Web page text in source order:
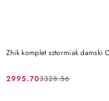
Zhik komplet sztormiak damski
Cena
2995.70
Cena
3328.56